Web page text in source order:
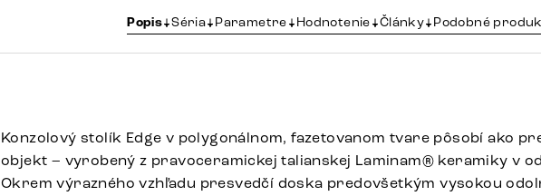
Popis Séria Parametre Hodnotenie Články Podobné
Konzolový stolík Edge v polygonálnom, fazetovanom tvare pôsobí ako
objekt – vyrobený z pravoceramickej talianskej Laminam® keramiky v
Okrem výrazného vzhľadu presvedčí doska predovšetkým vysokou